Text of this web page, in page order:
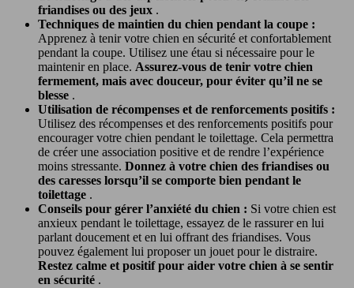
friandises ou des jeux .
Techniques de maintien du chien pendant la coupe :
Apprenez à tenir votre chien en sécurité et confortablement
pendant la coupe. Utilisez une étau si nécessaire pour le
maintenir en place. Assurez-vous de tenir votre chien
fermement, mais avec douceur, pour éviter qu’il ne se
blesse .
Utilisation de récompenses et de renforcements positifs :
Utilisez des récompenses et des renforcements positifs pour
encourager votre chien pendant le toilettage. Cela permettra
de créer une association positive et de rendre l’expérience
moins stressante. Donnez à votre chien des friandises ou
des caresses lorsqu’il se comporte bien pendant le
toilettage .
Conseils pour gérer l’anxiété du chien : Si votre chien est
anxieux pendant le toilettage, essayez de le rassurer en lui
parlant doucement et en lui offrant des friandises. Vous
pouvez également lui proposer un jouet pour le distraire.
Restez calme et positif pour aider votre chien à se sentir
en sécurité .